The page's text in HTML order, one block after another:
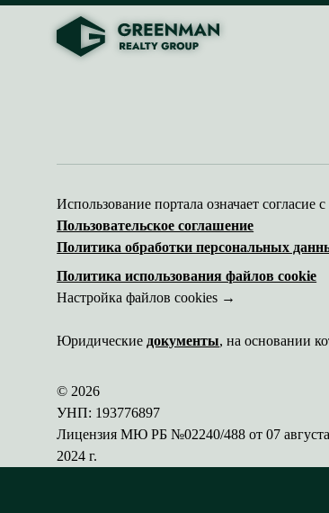
Использование портала означает согласие с
Пользовательское соглашение
Политика обработки персональных
Политика использования файлов cookie
Настройка файлов cookies →
Юридические документы, на основании
© 2026
УНП: 193776897
Лицензия МЮ РБ №02240/488 от 07 августа
2024 г.